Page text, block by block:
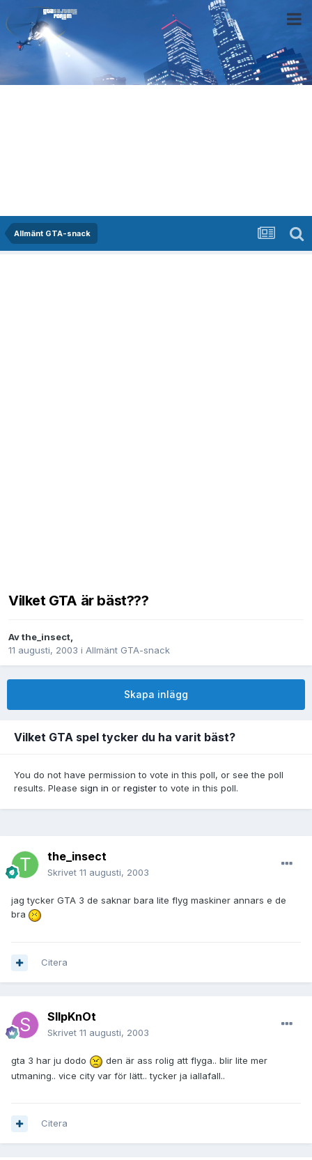
Allmänt GTA-snack
Vilket GTA är bäst???
Avthe_insect,
11 augusti, 2003 i Allmänt GTA-snack
Skapa inlägg
Vilket GTA spel tycker du ha varit bäst?
You do not have permission to vote in this poll, or see the poll
results. Please sign in or registerto vote in this poll.
the_insect
Skrivet 11 augusti, 2003
jag tycker GTA 3 de saknar bara lite flyg maskiner annars e de
bra
Citera
SlIpKnOt
Skrivet 11 augusti, 2003
gta 3 har ju dodo
den är ass rolig att flyga.. blir lite mer
utmaning.. vice city var för lätt.. tycker ja iallafall..
Citera